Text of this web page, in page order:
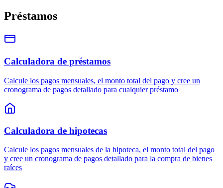
Préstamos
Calculadora de préstamos
Calcule los pagos mensuales, el monto total del pago y cree un
cronograma de pagos detallado para cualquier préstamo
Calculadora de hipotecas
Calcule los pagos mensuales de la hipoteca, el monto total del pago
y cree un cronograma de pagos detallado para la compra de bienes
raíces